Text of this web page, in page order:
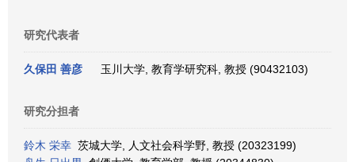
研究代表者
久保田 善彦 玉川大学, 教育学研究科, 教授 (90432103)
研究分担者
鈴木 栄幸 茨城大学, 人文社会科学野, 教授 (20323199)